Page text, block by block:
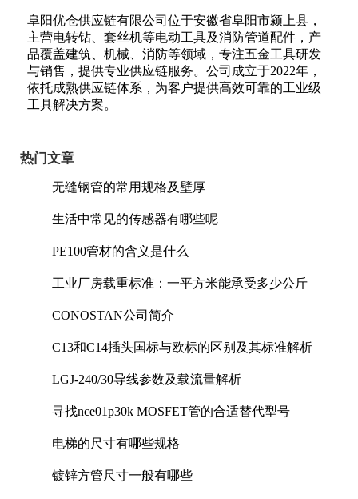
阜阳优仓供应链有限公司位于安徽省阜阳市颍上县，
主营电转钻、套丝机等电动工具及消防管道配件，产
品覆盖建筑、机械、消防等领域，专注五金工具研发
与销售，提供专业供应链服务。公司成立于2022年，
依托成熟供应链体系，为客户提供高效可靠的工业级
工具解决方案。
热门文章
无缝钢管的常用规格及壁厚
生活中常见的传感器有哪些呢
PE100管材的含义是什么
工业厂房载重标准：一平方米能承受多少公斤
CONOSTAN公司简介
C13和C14插头国标与欧标的区别及其标准解析
LGJ-240/30导线参数及载流量解析
寻找nce01p30k MOSFET管的合适替代型号
电梯的尺寸有哪些规格
镀锌方管尺寸一般有哪些